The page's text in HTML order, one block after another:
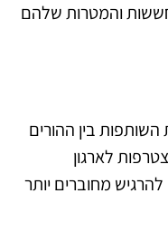
והמטרות שלהם
בין ההורים
לארגון
מחוברים יותר